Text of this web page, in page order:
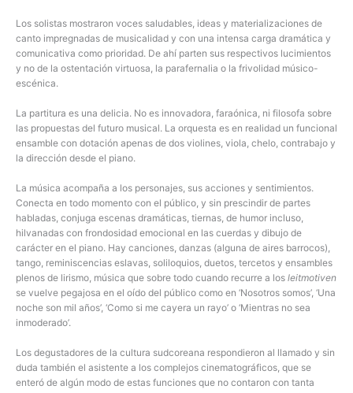
Los solistas mostraron voces saludables, ideas y materializaciones de
canto impregnadas de musicalidad y con una intensa carga dramática y
comunicativa como prioridad. De ahí parten sus respectivos lucimientos
y no de la ostentación virtuosa, la parafernalia o la frivolidad músico-
escénica.
La partitura es una delicia. No es innovadora, faraónica, ni filosofa sobre
las propuestas del futuro musical. La orquesta es en realidad un funcional
ensamble con dotación apenas de dos violines, viola, chelo, contrabajo y
la dirección desde el piano.
La música acompaña a los personajes, sus acciones y sentimientos.
Conecta en todo momento con el público, y sin prescindir de partes
habladas, conjuga escenas dramáticas, tiernas, de humor incluso,
hilvanadas con frondosidad emocional en las cuerdas y dibujo de
carácter en el piano. Hay canciones, danzas (alguna de aires barrocos),
tango, reminiscencias eslavas, soliloquios, duetos, tercetos y ensambles
plenos de lirismo, música que sobre todo cuando recurre a los leitmotiven
se vuelve pegajosa en el oído del público como en ‘Nosotros somos’, ‘Una
noche son mil años’, ‘Como si me cayera un rayo’ o ‘Mientras no sea
inmoderado’.
Los degustadores de la cultura sudcoreana respondieron al llamado y sin
duda también el asistente a los complejos cinematográficos, que se
enteró de algún modo de estas funciones que no contaron con tanta